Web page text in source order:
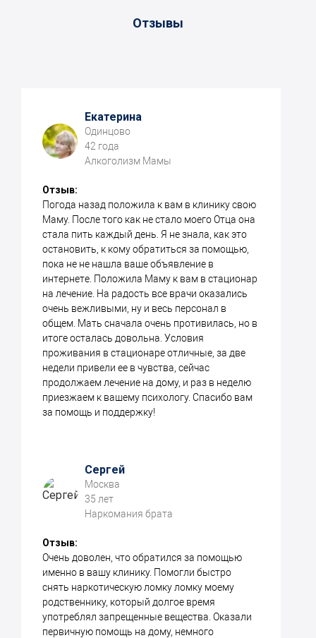
Отзывы
Екатерина
Одинцово
42 года
Алкоголизм Мамы
Отзыв:
Погода назад положила к вам в клинику свою
Маму. После того как не стало моего Отца она
стала пить каждый день. Я не знала, как это
остановить, к кому обратиться за помощью,
пока не не нашла ваше объявление в
интернете. Положила Маму к вам в стационар
на лечение. На радость все врачи оказались
очень вежливыми, ну и весь персонал в
общем. Мать сначала очень противилась, но в
итоге осталась довольна. Условия
проживания в стационаре отличные, за две
недели привели ее в чувства, сейчас
продолжаем лечение на дому, и раз в неделю
приезжаем к вашему психологу. Спасибо вам
за помощь и поддержку!
Сергей
Москва
35 лет
Наркомания брата
Отзыв:
Очень доволен, что обратился за помощью
именно в вашу клинику. Помогли быстро
снять наркотическую ломку ломку моему
родственнику, который долгое время
употреблял запрещенные вещества. Оказали
первичную помощь на дому, немного